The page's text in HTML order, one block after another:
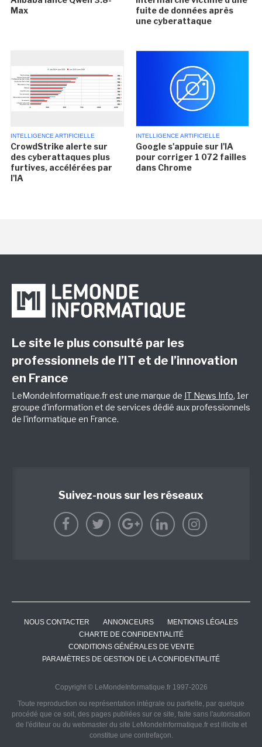
Max
fuite de données après
une cyberattaque
INTELLIGENCE ARTIFICIELLE
CrowdStrike alerte sur
des cyberattaques plus
furtives, accélérées par
l'IA
INTELLIGENCE ARTIFICIELLE
Google s'appuie sur l'IA
pour corriger 1 072 failles
dans Chrome
Le site le plus consulté par les
professionnels de l’IT et de l’innovation
en France
LeMondeInformatique.fr est une marque de IT News Info, 1er
groupe d'information et de services dédié aux professionnels
de l'informatique en France.
Suivez-nous sur les réseaux
NOUS CONTACTER ANNONCEURS
MENTIONS LÉGALES
CHARTE DE CONFIDENTIALITÉ
CONDITIONS GÉNÉRALES DE VENTE
PARAMÈTRES DE GESTION DE LA CONFIDENTIALITÉ
Copyright © LeMondeInformatique.fr 1997-2026
Toute reproduction ou représentation intégrale ou partielle, par quelque
procédé que ce soit, des pages publiées sur ce site, faite sans l'autorisation
de l'éditeur ou du webmaster du site LeMondeInformatique.fr est illicite et
constitue une contrefaçon.